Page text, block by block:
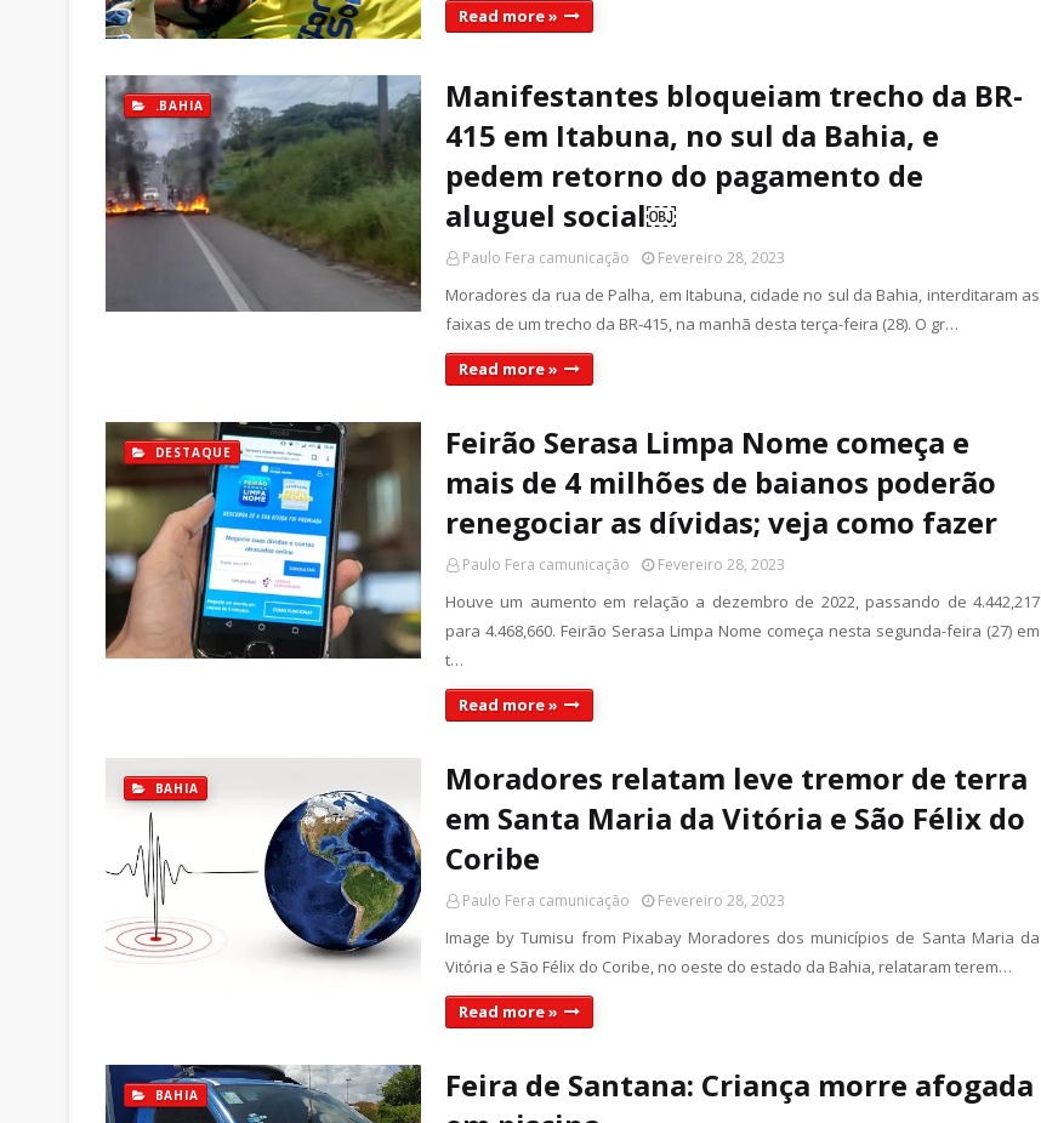
Read more »
.BAHIA
Manifestantes bloqueiam trecho da BR-
415 em Itabuna, no sul da Bahia, e
pedem retorno do pagamento de
aluguel social￼
Paulo Fera camunicação Fevereiro 28, 2023
Moradores da rua de Palha, em Itabuna, cidade no sul da Bahia, interditaram as
faixas de um trecho da BR-415, na manhã desta terça-feira (28). O gr…
Read more »
DESTAQUE
Feirão Serasa Limpa Nome começa e
mais de 4 milhões de baianos poderão
renegociar as dívidas; veja como fazer
Paulo Fera camunicação Fevereiro 28, 2023
Houve um aumento em relação a dezembro de 2022, passando de 4.442,217
para 4.468,660. Feirão Serasa Limpa Nome começa nesta segunda-feira (27) em
t…
Read more »
BAHIA
Moradores relatam leve tremor de terra
em Santa Maria da Vitória e São Félix do
Coribe
Paulo Fera camunicação Fevereiro 28, 2023
Image by Tumisu from Pixabay Moradores dos municípios de Santa Maria da
Vitória e São Félix do Coribe, no oeste do estado da Bahia, relataram terem…
Read more »
BAHIA
Feira de Santana: Criança morre afogada